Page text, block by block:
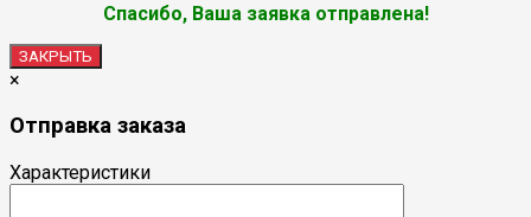
Спасибо, Ваша заявка отправлена!
ЗАКРЫТЬ
×
Отправка заказа
Характеристики